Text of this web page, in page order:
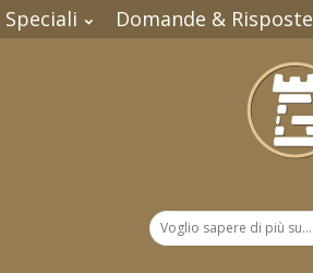
Speciali Domande & Risposte